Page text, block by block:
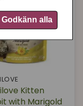
Godkänn alla
Kitten
with Marigold